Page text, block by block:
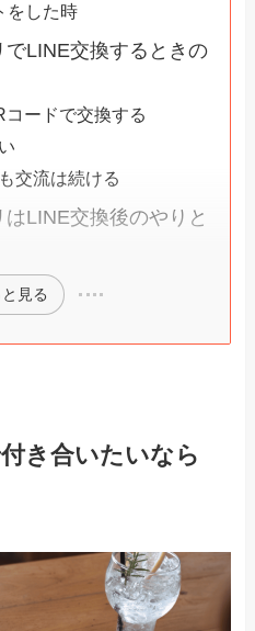
をした時
LINE交換するときの
コードで交換する
交流は続ける
LINE交換後のやりと
見る
き合いたいなら